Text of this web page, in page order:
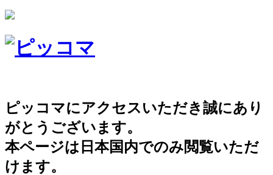
ピッコマにアクセスいただき誠にあり
がとうございます。
本ページは日本国内でのみ閲覧いただ
けます。